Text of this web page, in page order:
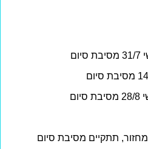
מסיבת סיום
28/8 מסיבת סיום
תתקיים מסיבת סיום